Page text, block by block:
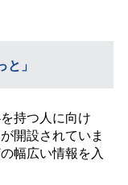
」
持つ人に向け
開設されていま
幅広い情報を入